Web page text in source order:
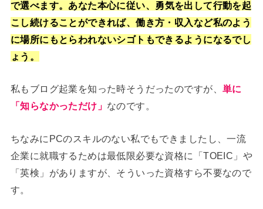
で選べます。 あなた本心に従い、勇気を出して行動を起
こし続けることができれば、働き方・収入など私のよう
に場所にもとらわれないシゴトもできるようになるでし
ょう。
私もブログ起業を知った時そうだったのですが、 単に
「知らなかっただけ」 なのです。
ちなみにPCのスキルのない私でもできましたし、一流
企業に就職するためは最低限必要な資格に「TOEIC」や
「英検」がありますが、そういった資格すら不要なので
す。